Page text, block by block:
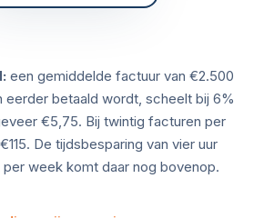
een gemiddelde factuur van €2.500
eerder betaald wordt, scheelt bij 6%
€5,75. Bij twintig facturen per
De tijdsbesparing van vier uur
week komt daar nog bovenop.